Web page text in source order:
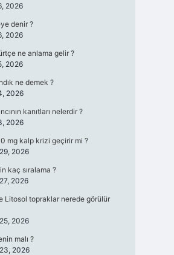
2026
denir ?
2026
ne anlama gelir ?
2026
ne demek ?
2026
kanıtları nelerdir ?
2026
mg kalp krizi geçirir mi ?
2026
kaç sıralama ?
2026
Litosol topraklar nerede görülür
2026
malı ?
2026